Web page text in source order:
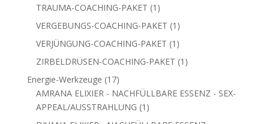
TRAUMA-COACHING-PAKET 1 1
Produkt
VERGEBUNGS-COACHING-PAKET 1 1
Produkt
VERJÜNGUNG-COACHING-PAKET 1 1
Produkt
ZIRBELDRÜSEN-COACHING-PAKET 1 1
Energie-Werkzeuge 1717
Produkte
AMRANA ELIXIER - NACHFÜLLBARE ESSENZ - SEX-
APPEAL/AUSSTRAHLUNG 1 1
Produkt